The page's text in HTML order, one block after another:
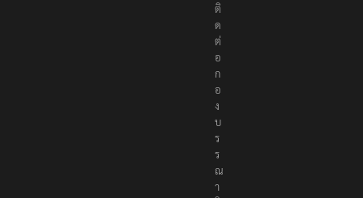
อ
ติ
ด
ต่
อ
ก
อ
ง
บ
ร
ร
ณ